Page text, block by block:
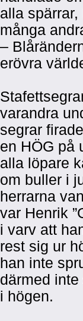
alla
många
–
erövra
varandra
segrar
en HÖG på
alla löpare
om buller i
herrarna
var Henrik
i varv att
rest sig ur
han inte
därmed
i högen.